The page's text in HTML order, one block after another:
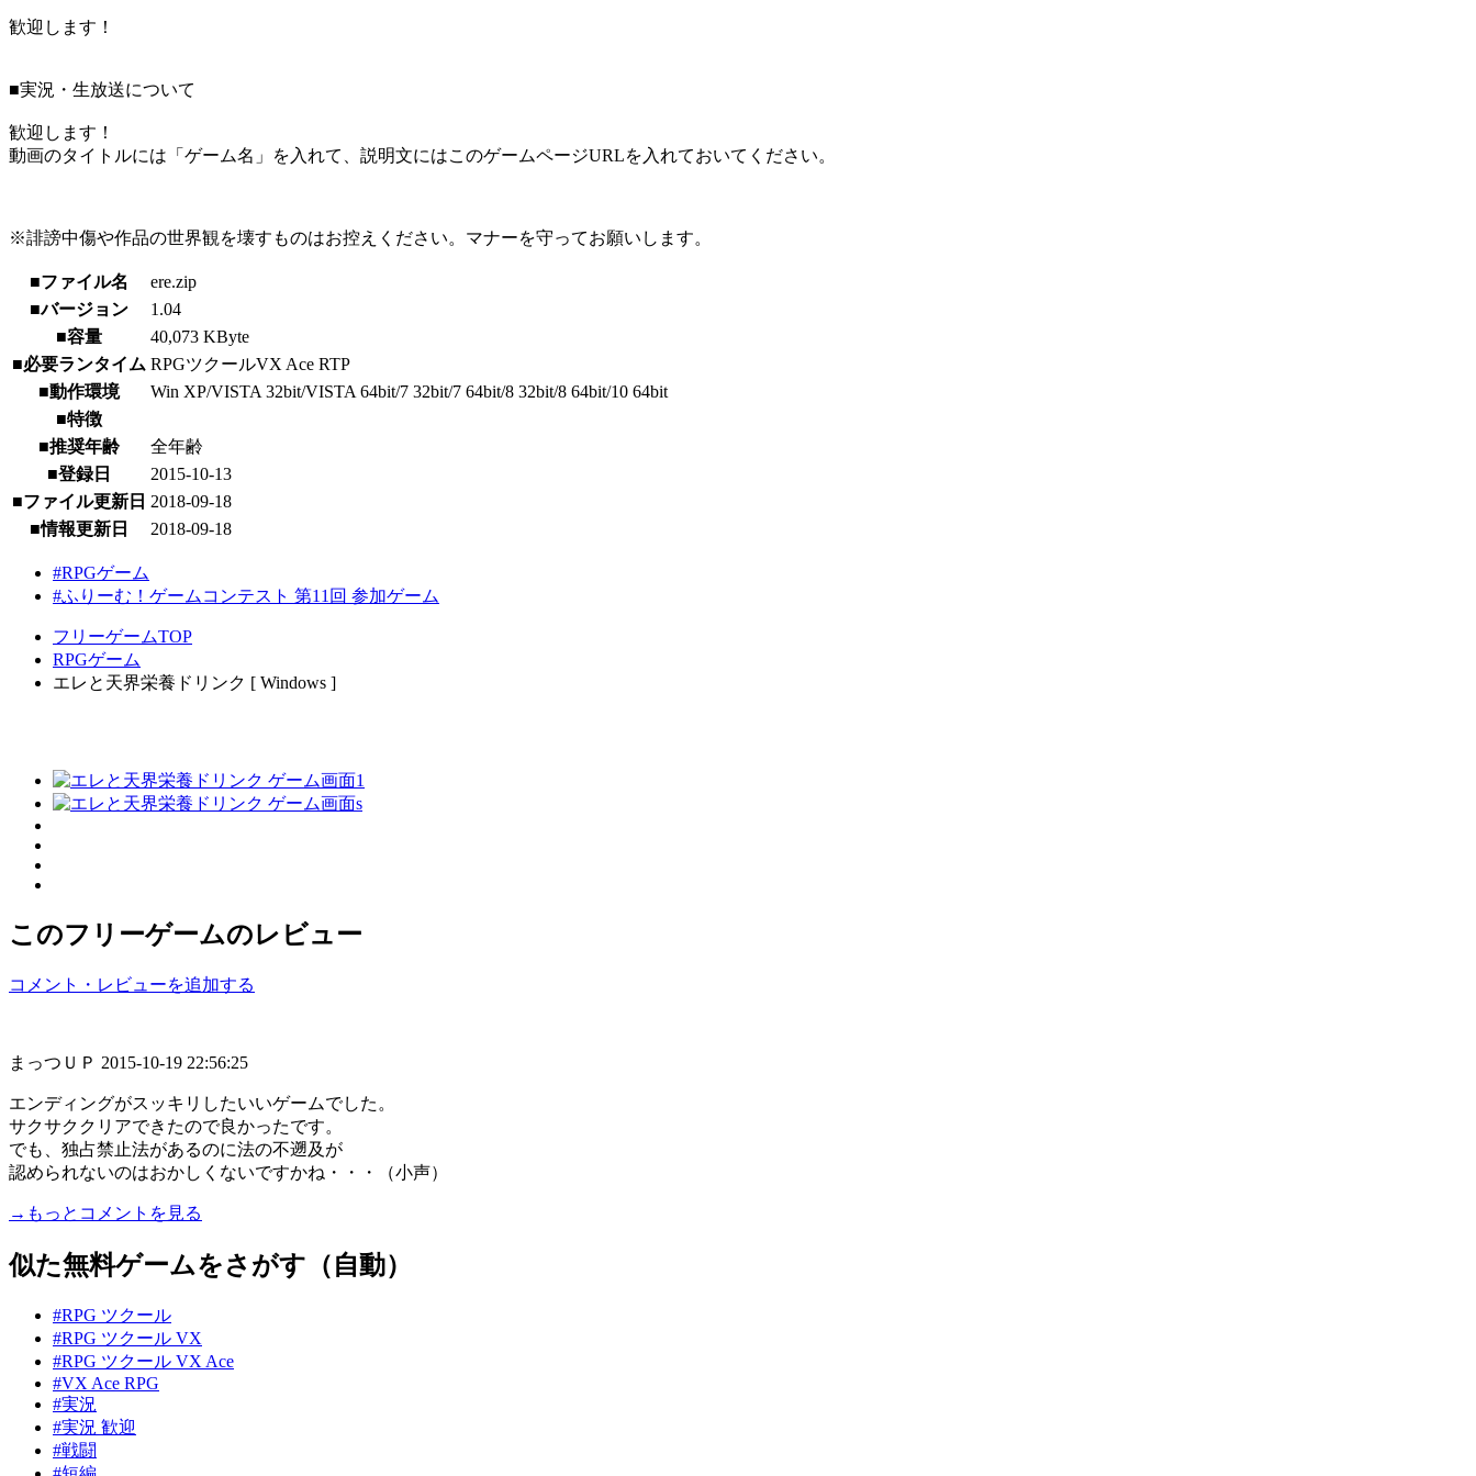
歓迎します！
■実況・生放送について
歓迎します！
動画のタイトルには「ゲーム名」を入れて、説明文にはこのゲームページURLを入れておいてください。
※誹謗中傷や作品の世界観を壊すものはお控えください。マナーを守ってお願いします。
■ファイル名
ere.zip
■バージョン
1.04
■容量
40,073 KByte
■必要ランタイム RPGツクールVX Ace RTP
■動作環境
Win XP/VISTA 32bit/VISTA 64bit/7 32bit/7 64bit/8 32bit/8 64bit/10 64bit
■特徴
■推奨年齢
全年齢
■登録日
2015-10-13
■ファイル更新日 2018-09-18
■情報更新日
2018-09-18
#RPGゲーム
#ふりーむ！ゲームコンテスト 第11回 参加ゲーム
フリーゲームTOP
RPGゲーム
エレと天界栄養ドリンク [ Windows ]
このフリーゲームのレビュー
コメント・レビューを追加する
まっつＵＰ 2015-10-19 22:56:25
エンディングがスッキリしたいいゲームでした。
サクサククリアできたので良かったです。
でも、独占禁止法があるのに法の不遡及が
認められないのはおかしくないですかね・・・（小声）
→もっとコメントを見る
似た無料ゲームをさがす（自動）
#RPG ツクール
#RPG ツクール VX
#RPG ツクール VX Ace
#VX Ace RPG
#実況
#実況 歓迎
#戦闘